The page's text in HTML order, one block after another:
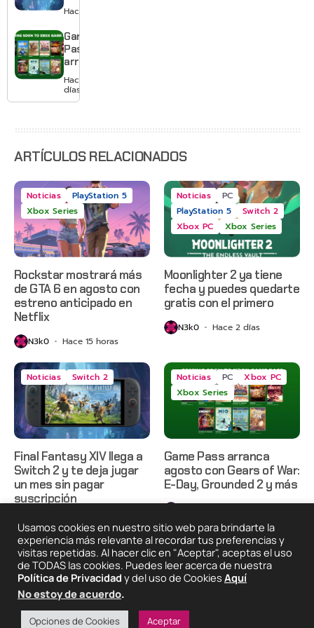
Switch 2 y
te deja
jugar un
mes sin
pagar
suscripción
Hace 3 días
Game
Pass
arranca
agosto
con
Gears of
2 y más
Hace 3
días
ARTÍCULOS RELACIONADOS
Noticias
PlayStation 5
Xbox Series
Rockstar mostrará más
de GTA 6 en agosto con
estreno anticipado en
Netflix
N3k0 Hace 15 horas
Noticias
PC
PlayStation 5
Switch 2
Xbox PC
Xbox Series
Moonlighter 2 ya tiene
fecha y puedes quedarte
gratis con el primero
N3k0 Hace 2 días
Noticias Switch 2
Final Fantasy XIV llega a
Switch 2 y te deja jugar
un mes sin pagar
suscripción
N3k0 Hace 3 días
Noticias PC
Xbox PC
Xbox Series
Game Pass arranca
agosto con Gears of War:
E-Day, Grounded 2 y más
2025 © Degeneraciónx.com | Anime, Games & Nothing
Quiénes
Somos
Condiciones De
Uso Privacidad
Usamos cookies en nuestro sitio web para brindarte la
experiencia más relevante al recordar tus preferencias y
visitas repetidas. Al hacer clic en "Aceptar", aceptas el uso
de TODAS las cookies. Puedes leer acerca de nuestra
Política de Privacidad y del uso de Cookies Aquí
No estoy de acuerdo.
Opciones de Cookies Aceptar